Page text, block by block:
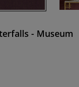
- Museum